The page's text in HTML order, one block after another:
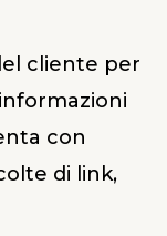
cliente per
con
di link,